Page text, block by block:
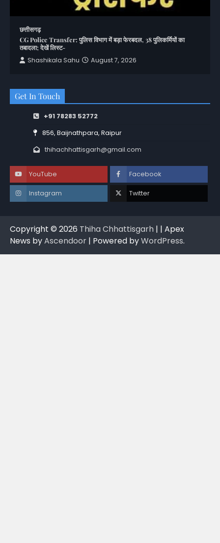
छत्तीसगढ़
CG Police Transfer: पुलिस विभाग में बड़ा फेरबदल, 38 पुलिकर्मियों का
तबादला; देखें लिस्ट-
Shashikala Sahu
August 7, 2026
Get In Touch
+91 78283 52772
856, Baijnathpara, Raipur
thihachhattisgarh@gmail.com
YouTube Facebook
Instagram Twitter
Copyright © 2026 Thiha Chhattisgarh | | Apex
News byAscendoor | Powered byWordPress.